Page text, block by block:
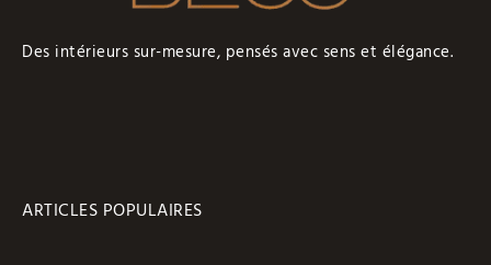
Des intérieurs sur-mesure, pensés avec sens et élégance.
ARTICLES POPULAIRES